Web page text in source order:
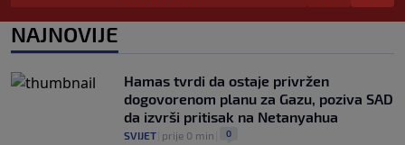
0
to da ga pitam": Luda priča NBA zvijezde,
htio je samo jednu stvar
KOŠARKA| | 0
NAJNOVIJE
Hamas tvrdi da ostaje privržen
dogovorenom planu za Gazu, poziva SAD
da izvrši pritisak na Netanyahua
SVIJET prije 0 min 0